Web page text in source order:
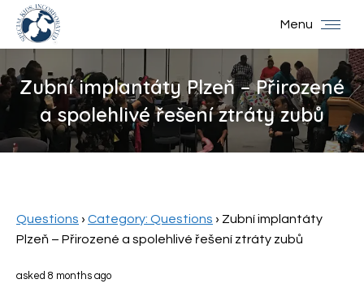
Menu
Zubní implantáty Plzeň – Přirozené
a spolehlivé řešení ztráty zubů
You are here:
Questions › Category: Questions › Zubní implantáty
Plzeň – Přirozené a spolehlivé řešení ztráty zubů
asked 8 months ago